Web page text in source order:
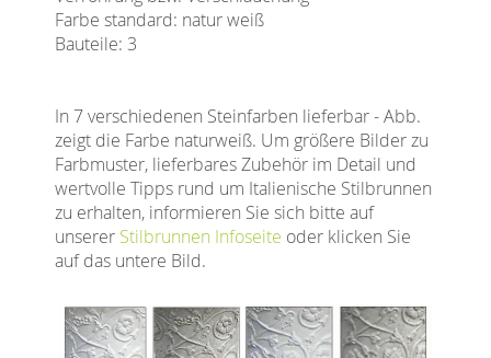
Farbe standard: natur weiß
Bauteile: 3
In 7 verschiedenen Steinfarben lieferbar - Abb.
zeigt die Farbe naturweiß. Um größere Bilder zu
Farbmuster, lieferbares Zubehör im Detail und
wertvolle Tipps rund um Italienische Stilbrunnen
zu erhalten, informieren Sie sich bitte auf
unserer Stilbrunnen Infoseite oder klicken Sie
auf das untere Bild.